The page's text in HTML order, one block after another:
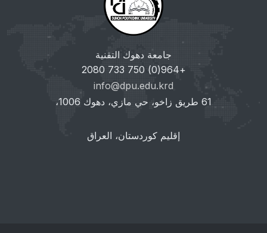
جامعة دهوك التقنية
+964(0) 750 733 2080
info@dpu.edu.krd
61 طريق زاخو، حي مازي، دهوك 1006،
إقليم كوردستان، العراق